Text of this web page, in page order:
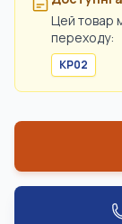
Цей товар
переходу:
KP02